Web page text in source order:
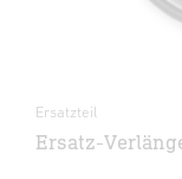
Ersatzteil
Ersatz-